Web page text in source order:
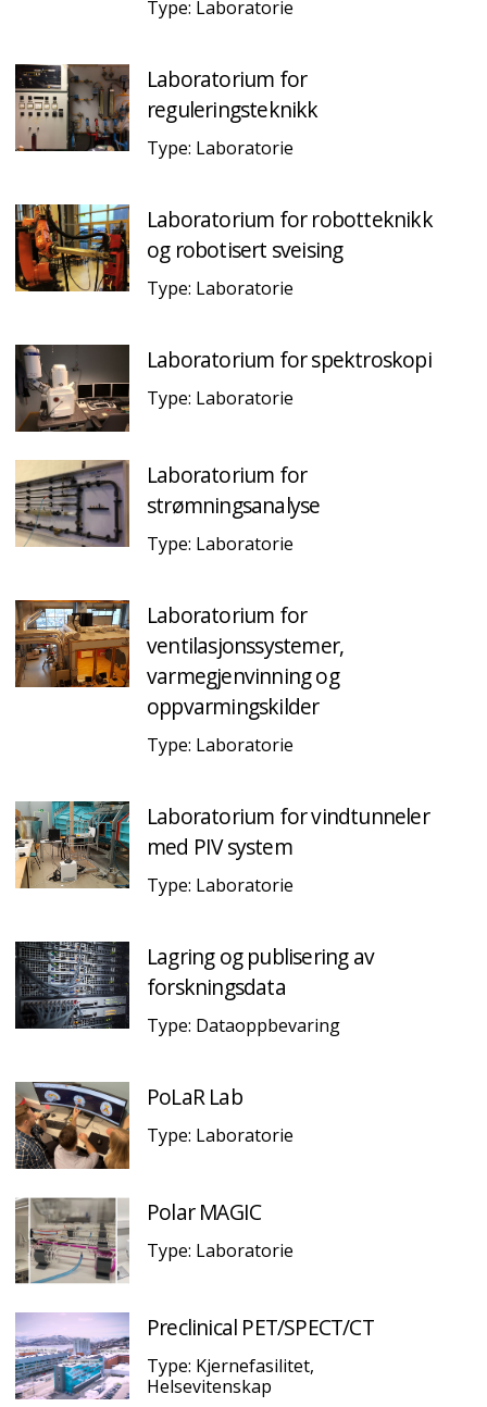
Type: Laboratorie
Laboratorium for
reguleringsteknikk
Type: Laboratorie
Laboratorium for robotteknikk
og robotisert sveising
Type: Laboratorie
Laboratorium for spektroskopi
Type: Laboratorie
Laboratorium for
strømningsanalyse
Type: Laboratorie
Laboratorium for
ventilasjonssystemer,
varmegjenvinning og
oppvarmingskilder
Type: Laboratorie
Laboratorium for vindtunneler
med PIV system
Type: Laboratorie
Lagring og publisering av
forskningsdata
Type: Dataoppbevaring
PoLaR Lab
Type: Laboratorie
Polar MAGIC
Type: Laboratorie
Preclinical PET/SPECT/CT
Type: Kjernefasilitet,
Helsevitenskap